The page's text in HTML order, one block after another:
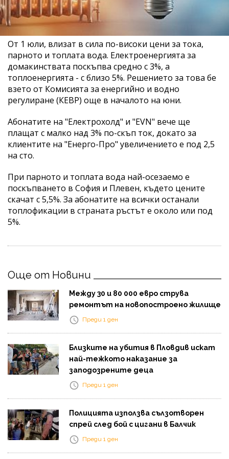
От 1 юли, влизат в сила по-високи цени за тока,
парното и топлата вода. Електроенергията за
домакинствата поскъпва средно с 3%, а
топлоенергията - с близо 5%. Решението за това бе
взето от Комисията за енергийно и водно
регулиране (КЕВР) още в началото на юни.
Абонатите на "Електрохолд" и "EVN" вече ще
плащат с малко над 3% по-скъп ток, докато за
клиентите на "Енерго-Про" увеличението е под 2,5
на сто.
При парното и топлата вода най-осезаемо е
поскъпването в София и Плевен, където цените
скачат с 5,5%. За абонатите на всички останали
топлофикации в страната ръстът е около или под
5%.
Още от Новини
Между 30 и 80 000 евро струва
ремонтът на новопостроено жилище
Преди 1 ден
Близките на убития в Пловдив искат
най-тежкото наказание за
заподозрените деца
Преди 1 ден
Полицията използва сълзотворен
спрей след бой с цигани в Балчик
Преди 1 ден